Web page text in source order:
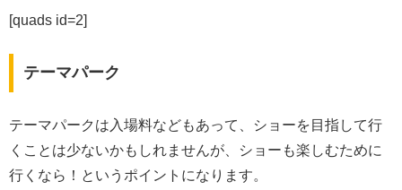
[quads id=2]
テーマパーク
テーマパークは入場料などもあって、ショーを目指して行
くことは少ないかもしれませんが、ショーも楽しむために
行くなら！というポイントになります。